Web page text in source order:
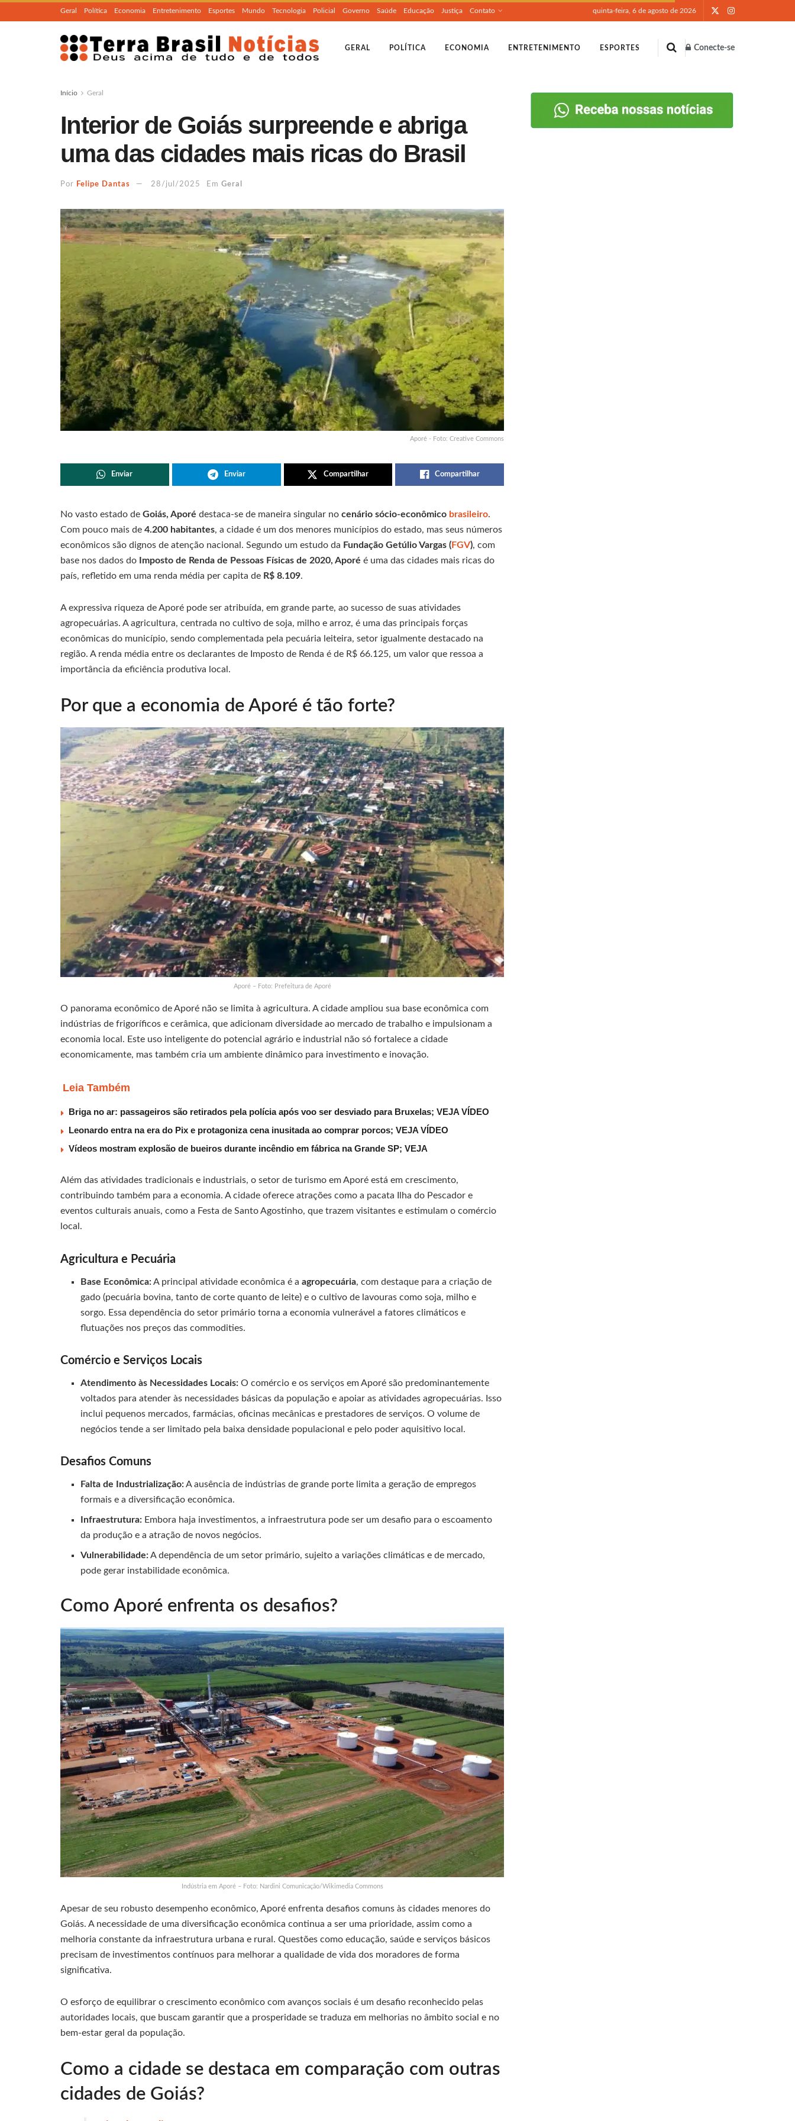
Geral Política Economia Entretenimento Esportes Mundo Tecnologia Policial Governo Saúde Educação Justiça Contato quinta-feira, 6 de agosto de 2026
GERAL POLÍTICA ECONOMIA ENTRETENIMENTO ESPORTES Conecte-se
Início Geral
Interior de Goiás surpreende e abriga
uma das cidades mais ricas do Brasil
Por Felipe Dantas 28/jul/2025 Em Geral
Aporé - Foto: Creative Commons
Enviar Enviar Compartilhar Compartilhar
No vasto estado de Goiás, Aporé destaca-se de maneira singular no cenário sócio-econômico brasileiro.
Com pouco mais de 4.200 habitantes, a cidade é um dos menores municípios do estado, mas seus números
econômicos são dignos de atenção nacional. Segundo um estudo da Fundação Getúlio Vargas (FGV), com
base nos dados do
Imposto de Renda de Pessoas Físicas de 2020, Aporé é uma das cidades mais ricas do
país, refletido em uma renda média per capita de R$ 8.109.
A expressiva riqueza de Aporé pode ser atribuída, em grande parte, ao sucesso de suas atividades
agropecuárias. A agricultura, centrada no cultivo de soja, milho e arroz, é uma das principais forças
econômicas do município, sendo complementada pela pecuária leiteira, setor igualmente destacado na
região. A renda média entre os declarantes de Imposto de Renda é de R$ 66.125, um valor que ressoa a
importância da eficiência produtiva local.
Por que a economia de Aporé é tão forte?
Aporé – Foto: Prefeitura de Aporé
O panorama econômico de Aporé não se limita à agricultura. A cidade ampliou sua base econômica com
indústrias de frigoríficos e cerâmica, que adicionam diversidade ao mercado de trabalho e impulsionam a
economia local. Este uso inteligente do potencial agrário e industrial não só fortalece a cidade
economicamente, mas também cria um ambiente dinâmico para investimento e inovação.
Leia Também
Briga no ar: passageiros são retirados pela polícia após voo ser desviado para Bruxelas; VEJA VÍDEO
Leonardo entra na era do Pix e protagoniza cena inusitada ao comprar porcos; VEJA VÍDEO
Vídeos mostram explosão de bueiros durante incêndio em fábrica na Grande SP; VEJA
Além das atividades tradicionais e industriais, o setor de turismo em Aporé está em crescimento,
contribuindo também para a economia. A cidade oferece atrações como a pacata Ilha do Pescador e
eventos culturais anuais, como a Festa de Santo Agostinho, que trazem visitantes e estimulam o comércio
local.
Agricultura e Pecuária
Base Econômica:A principal atividade econômica é aagropecuária, com destaque para a criação de
gado (pecuária bovina, tanto de corte quanto de leite) e o cultivo de lavouras como soja, milho e
sorgo. Essa dependência do setor primário torna a economia vulnerável a fatores climáticos e
flutuações nos preços das commodities.
Comércio e Serviços Locais
Atendimento às Necessidades Locais: O comércio e os serviços em Aporé são predominantemente
voltados para atender às necessidades básicas da população e apoiar as atividades agropecuárias. Isso
inclui pequenos mercados, farmácias, oficinas mecânicas e prestadores de serviços. O volume de
negócios tende a ser limitado pela baixa densidade populacional e pelo poder aquisitivo local.
Desafios Comuns
Falta de Industrialização:A ausência de indústrias de grande porte limita a geração de empregos
formais e a diversificação econômica.
Infraestrutura: Embora haja investimentos, a infraestrutura pode ser um desafio para o escoamento
da produção e a atração de novos negócios.
Vulnerabilidade:A dependência de um setor primário, sujeito a variações climáticas e de mercado,
pode gerar instabilidade econômica.
Como Aporé enfrenta os desafios?
Indústria em Aporé – Foto: Nardini Comunicação/Wikimedia Commons
Apesar de seu robusto desempenho econômico, Aporé enfrenta desafios comuns às cidades menores do
Goiás. A necessidade de uma diversificação econômica continua a ser uma prioridade, assim como a
melhoria constante da infraestrutura urbana e rural. Questões como educação, saúde e serviços básicos
precisam de investimentos contínuos para melhorar a qualidade de vida dos moradores de forma
significativa.
O esforço de equilibrar o crescimento econômico com avanços sociais é um desafio reconhecido pelas
autoridades locais, que buscam garantir que a prosperidade se traduza em melhorias no âmbito social e no
bem-estar geral da população.
Como a cidade se destaca em comparação com outras
cidades de Goiás?